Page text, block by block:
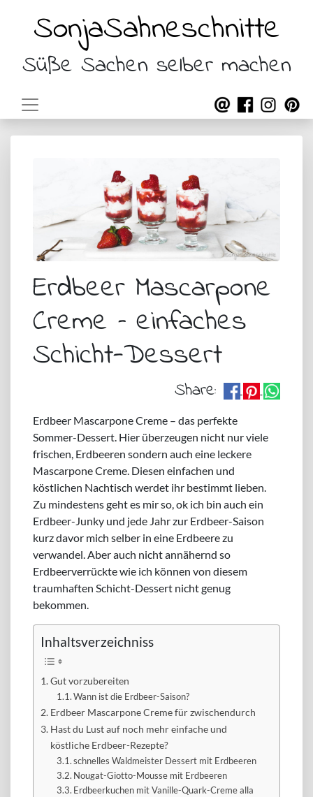
SonjaSahneschnitte
Süße Sachen selber machen
Erdbeer Mascarpone
Creme – einfaches
Schicht-Dessert
Share:
Erdbeer Mascarpone Creme – das perfekte
Sommer-Dessert. Hier überzeugen nicht nur viele
frischen, Erdbeeren sondern auch eine leckere
Mascarpone Creme. Diesen einfachen und
köstlichen Nachtisch werdet ihr bestimmt lieben.
Zu mindestens geht es mir so, ok ich bin auch ein
Erdbeer-Junky und jede Jahr zur Erdbeer-Saison
kurz davor mich selber in eine Erdbeere zu
verwandel. Aber auch nicht annähernd so
Erdbeerverrückte wie ich können von diesem
traumhaften Schicht-Dessert nicht genug
bekommen.
Inhaltsverzeichniss
Gut vorzubereiten
Wann ist die Erdbeer-Saison?
Erdbeer Mascarpone Creme für zwischendurch
Hast du Lust auf noch mehr einfache und
köstliche Erdbeer-Rezepte?
schnelles Waldmeister Dessert mit Erdbeeren
Nougat-Giotto-Mousse mit Erdbeeren
Erdbeerkuchen mit Vanille-Quark-Creme alla